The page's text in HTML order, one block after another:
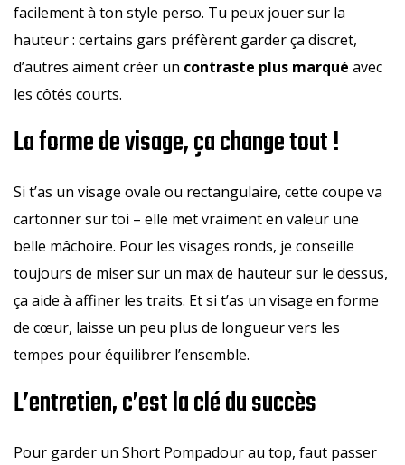
facilement à ton style perso. Tu peux jouer sur la
hauteur : certains gars préfèrent garder ça discret,
d’autres aiment créer un contraste plus marqué avec
les côtés courts.
La forme de visage, ça change tout !
Si t’as un visage ovale ou rectangulaire, cette coupe va
cartonner sur toi – elle met vraiment en valeur une
belle mâchoire. Pour les visages ronds, je conseille
toujours de miser sur un max de hauteur sur le dessus,
ça aide à affiner les traits. Et si t’as un visage en forme
de cœur, laisse un peu plus de longueur vers les
tempes pour équilibrer l’ensemble.
L’entretien, c’est la clé du succès
Pour garder un Short Pompadour au top, faut passer